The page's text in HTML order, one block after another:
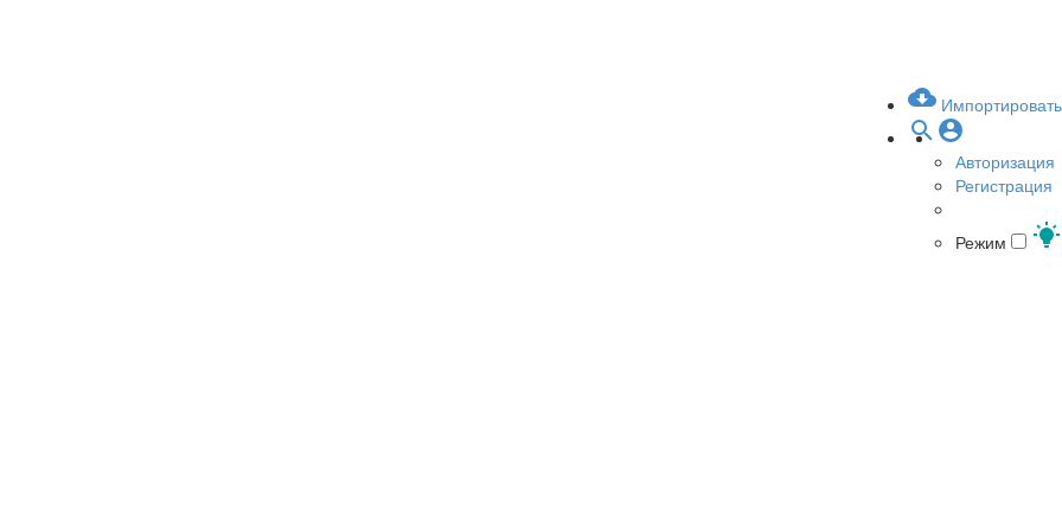
Импортировать
Авторизация
Регистрация
Режим